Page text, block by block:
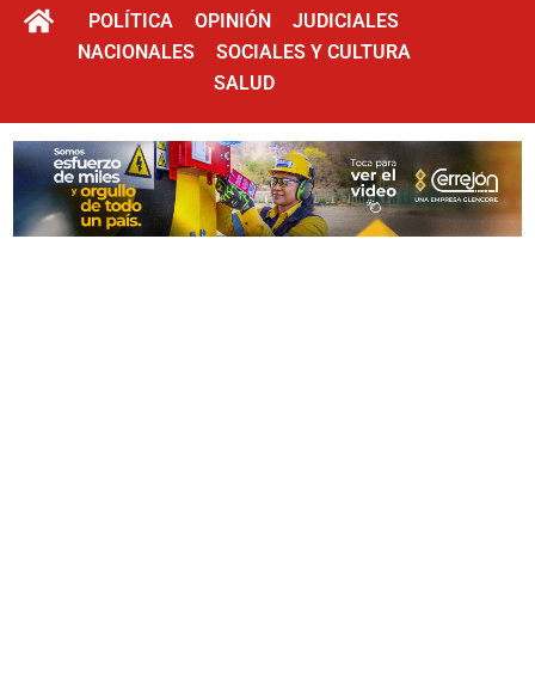
POLÍTICA OPINIÓN
JUDICIALES
NACIONALES
SOCIALES Y CULTURA
SALUD